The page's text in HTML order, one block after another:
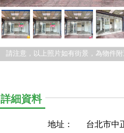
請注意，以上照片如有街景，為物件附
詳細資料
地址：
台北市中